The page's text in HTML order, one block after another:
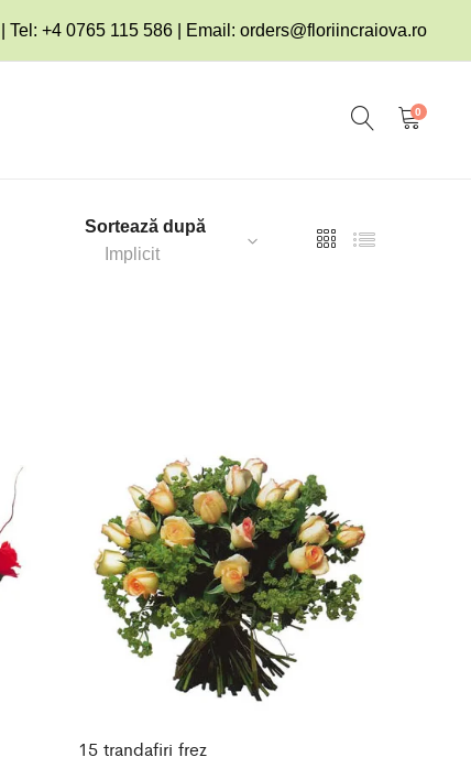
Tel: +4 0765 115 586 | Email: orders@floriincraiova.ro
0
Sortează după
Implicit
15 trandafiri frez